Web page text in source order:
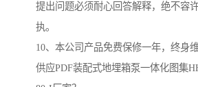
提出问题必须耐心回答解释，绝不容
执。
10、本公司产品免费保修一年，终身维
供应PDF装配式地埋箱泵一体化图集